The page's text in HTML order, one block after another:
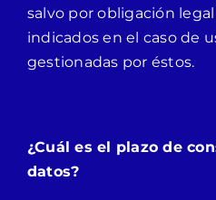
salvo por obligación
indicados en el caso de
gestionadas por éstos.
¿Cuál es el plazo de
datos?